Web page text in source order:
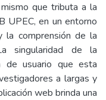
que tributa a la
UPEC, en un entorno
la comprensión de la
singularidad de la
de usuario que esta
a largas y
web brinda una